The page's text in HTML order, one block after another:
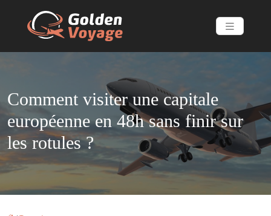
Comment visiter une capitale
européenne en 48h sans finir sur
les rotules ?